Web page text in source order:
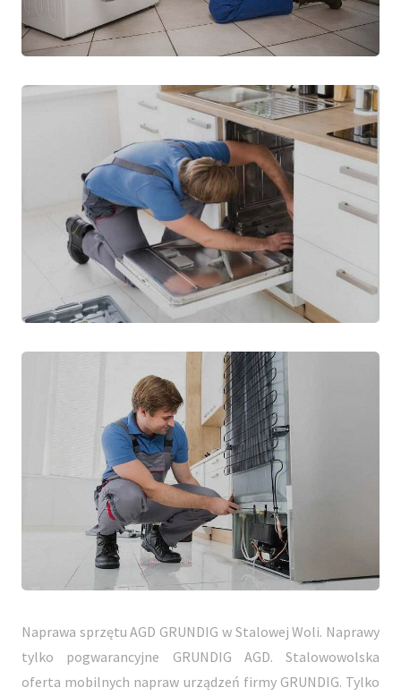
Naprawa sprzętu AGD GRUNDIG w Stalowej Woli. Naprawy
tylko pogwarancyjne GRUNDIG AGD. Stalowowolska
oferta mobilnych napraw urządzeń firmy GRUNDIG. Tylko